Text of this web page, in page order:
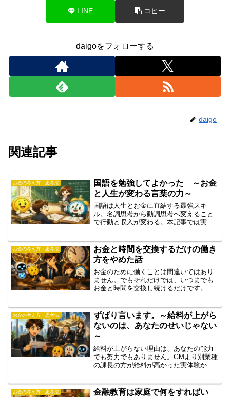
LINE コピー
daigoをフォローする
daigo
関連記事
お金の考え方・思考法
国語を勉強してよかった ～お金
と人生が変わる言葉の力～
国語は人生とお金に直結する最強スキ
ル。名詞思考から動詞思考へ変えること
で行動と収入が変わる。本記事では実体
お金の考え方・思考法
お金と時間を交換するだけの働き
方をやめた話
お金のために働くことは間違いではあり
ません。でもそれだけでは、いつまでも
お金と時間を交換し続けるだけです。学
お金の考え方・思考法
ずばり言います。～給料が上がら
ないのは、あなたのせいじゃない
～
給料が上がらない理由は、あなたの能力
でも努力でもありません。GMより別業種
の課長の方が給料が高かった実体験から
お金の考え方・思考法
金融教育は家庭で何をすればい